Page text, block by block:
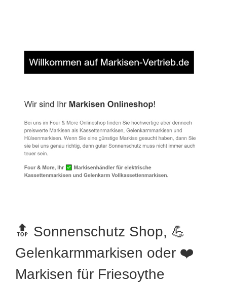
🔝 Sonnenschutz Shop, 💪
Gelenkarmmarkisen oder ❤️
Markisen für Friesoythe